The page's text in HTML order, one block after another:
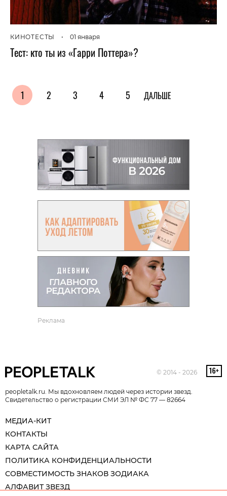
КИНОТЕСТЫ • 01 января
Тест: кто ты из «Гарри Поттера»?
1 2 3 4 5 ДАЛЬШЕ
Реклама
© 2014 - 2026
peopletalk.ru. Мы вдохновляем людей через истории звезд.
Свидетельство о регистрации СМИ ЭЛ № ФС 77 — 82664
МЕДИА-КИТ
КОНТАКТЫ
КАРТА САЙТА
ПОЛИТИКА КОНФИДЕНЦИАЛЬНОСТИ
СОВМЕСТИМОСТЬ ЗНАКОВ ЗОДИАКА
АЛФАВИТ ЗВЕЗД